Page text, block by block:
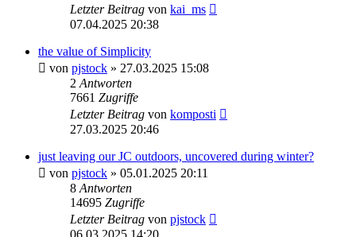
Letzter Beitrag von kai_ms
07.04.2025 20:38
the value of Simplicity
von pjstock » 27.03.2025 15:08
2 Antworten
7661 Zugriffe
Letzter Beitrag von komposti
27.03.2025 20:46
just leaving our JC outdoors, uncovered during winter?
von pjstock » 05.01.2025 20:11
8 Antworten
14695 Zugriffe
Letzter Beitrag von pjstock
06.03.2025 14:20